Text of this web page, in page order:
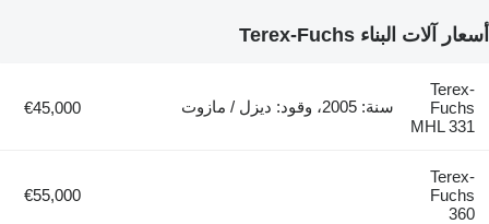
أسعار آلات البناء Terex-Fuchs
Terex-
Fuchs
MHL 331
سنة: 2005، وقود: ديزل / مازوت €45,000
Terex-
Fuchs
360
€55,000